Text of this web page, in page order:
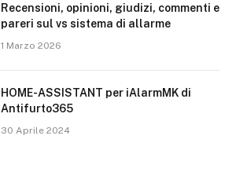
Recensioni, opinioni, giudizi, commenti e
pareri sul vs sistema di allarme
1 Marzo 2026
HOME-ASSISTANT per iAlarmMK di
Antifurto365
30 Aprile 2024